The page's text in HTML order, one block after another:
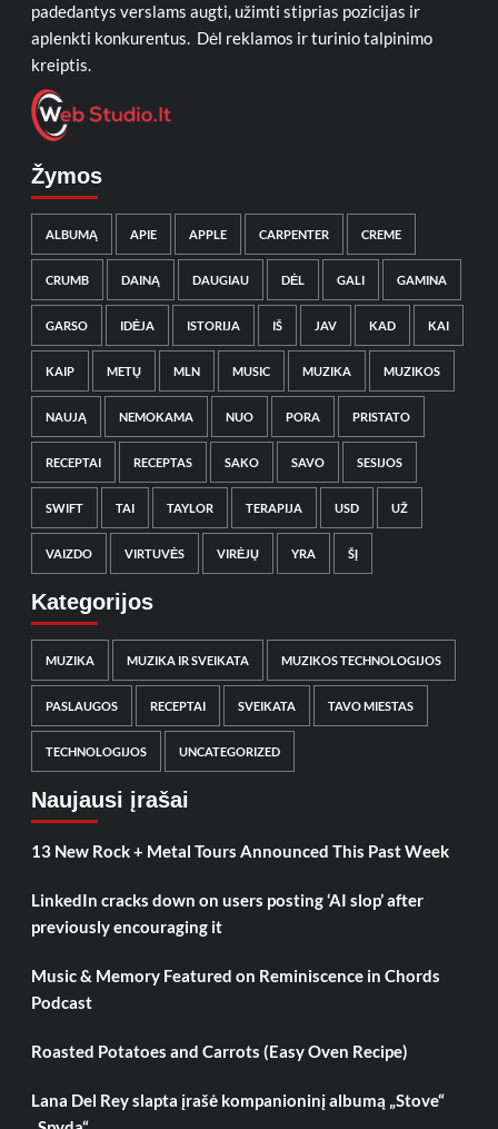
padedantys verslams augti, užimti stiprias pozicijas ir
aplenkti konkurentus. Dėl reklamos ir turinio talpinimo
kreiptis.
Žymos
ALBUMĄ APIE APPLE CARPENTER CREME
CRUMB DAINĄ DAUGIAU DĖL GALI GAMINA
GARSO IDĖJA ISTORIJA IŠ JAV KAD KAI
KAIP METŲ MLN MUSIC MUZIKA MUZIKOS
NAUJĄ NEMOKAMA NUO PORA PRISTATO
RECEPTAI RECEPTAS SAKO SAVO SESIJOS
SWIFT TAI TAYLOR TERAPIJA USD UŽ
VAIZDO VIRTUVĖS VIRĖJŲ YRA ŠĮ
Kategorijos
MUZIKA MUZIKA IR SVEIKATA MUZIKOS TECHNOLOGIJOS
PASLAUGOS RECEPTAI SVEIKATA TAVO MIESTAS
TECHNOLOGIJOS UNCATEGORIZED
Naujausi įrašai
13 New Rock + Metal Tours Announced This Past Week
LinkedIn cracks down on users posting ‘AI slop’ after
previously encouraging it
Music & Memory Featured on Reminiscence in Chords
Podcast
Roasted Potatoes and Carrots (Easy Oven Recipe)
Lana Del Rey slapta įrašė kompanioninį albumą „Stove“